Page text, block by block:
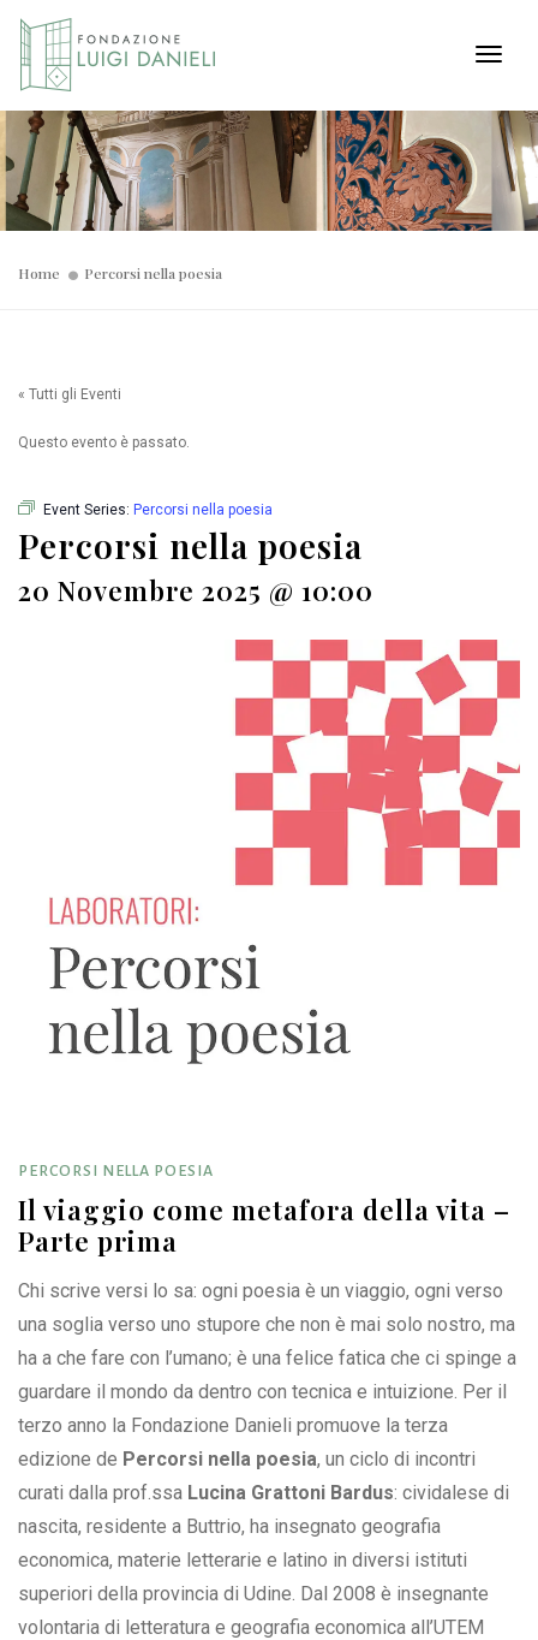
Home Percorsi nella poesia
« Tutti gli Eventi
Questo evento è passato.
Event Series: Percorsi nella poesia
Percorsi nella poesia
20 Novembre 2025 @ 10:00
PERCORSI NELLA POESIA
Il viaggio come metafora della vita –
Parte prima
Chi scrive versi lo sa: ogni poesia è un viaggio, ogni verso
una soglia verso uno stupore che non è mai solo nostro, ma
ha a che fare con l’umano; è una felice fatica che ci spinge a
guardare il mondo da dentro con tecnica e intuizione. Per il
terzo anno la Fondazione Danieli promuove la terza
edizione de Percorsi nella poesia, un ciclo di incontri
curati dalla prof.ssa Lucina Grattoni Bardus: cividalese di
nascita, residente a Buttrio, ha insegnato geografia
economica, materie letterarie e latino in diversi istituti
superiori della provincia di Udine. Dal 2008 è insegnante
volontaria di letteratura e geografia economica all’UTEM